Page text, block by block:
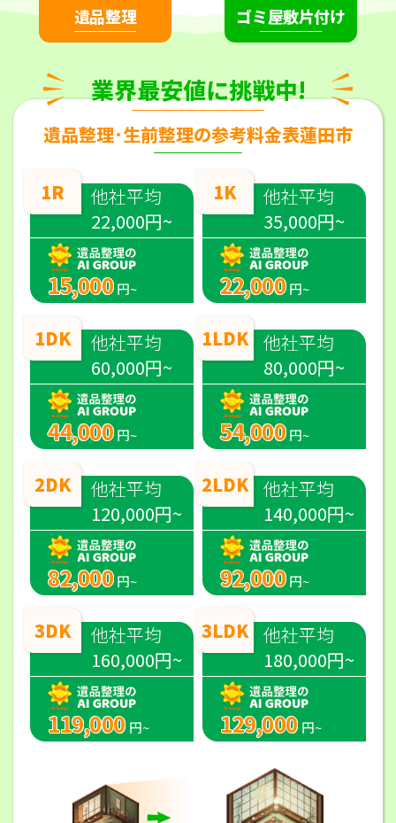
遺品整理 ゴミ屋敷片付け
業界最安値に挑戦中!
遺品整理･生前整理の参考料金表蓮田市
1R
他社平均
22,000円~
15,000 円~
1DK
他社平均
60,000円~
44,000 円~
2DK
他社平均
120,000円~
82,000 円~
3DK
他社平均
160,000円~
119,000 円~
1K
他社平均
35,000円~
22,000 円~
1LDK 他社平均
80,000円~
54,000 円~
2LDK 他社平均
140,000円~
92,000 円~
3LDK 他社平均
180,000円~
129,000 円~